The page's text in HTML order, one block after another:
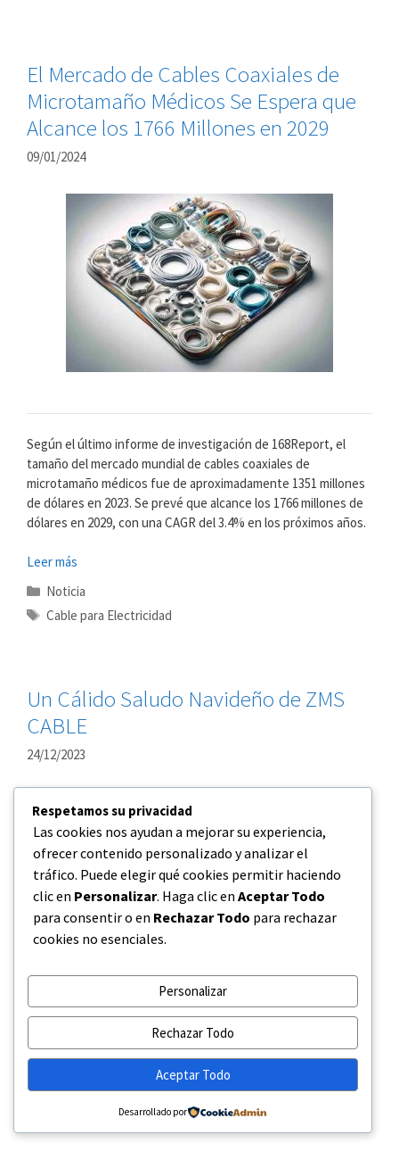
El Mercado de Cables Coaxiales de
Microtamaño Médicos Se Espera que
Alcance los 1766 Millones en 2029
09/01/2024
Según el último informe de investigación de 168Report, el
tamaño del mercado mundial de cables coaxiales de
microtamaño médicos fue de aproximadamente 1351 millones
de dólares en 2023. Se prevé que alcance los 1766 millones de
dólares en 2029, con una CAGR del 3.4% en los próximos años.
Leer más
Categorías
Noticia
Etiquetas
Cable para Electricidad
Un Cálido Saludo Navideño de ZMS
CABLE
24/12/2023
A medida que las luces parpadean y los árboles se adornan, en
ZMS CABLE nos envolvemos en el espíritu festivo, deseando
compartir esta alegría con cada uno de ustedes. A nuestros
cálidos deseos de Feliz Navidad y un Próspero Año Nuevo.
Respetamos su privacidad
Las cookies nos ayudan a mejorar su experiencia,
ofrecer contenido personalizado y analizar el
tráfico. Puede elegir qué cookies permitir haciendo
clic en Personalizar. Haga clic en Aceptar Todo
para consentir o en Rechazar Todo para rechazar
cookies no esenciales.
Personalizar
Rechazar Todo
Aceptar Todo
Desarrollado por